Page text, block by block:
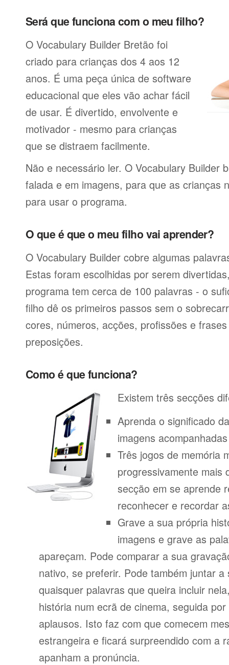
Será que funciona com o meu filho?
O Vocabulary Builder Bretão foi
criado para crianças dos 4 aos 12
anos. É uma peça única de software
educacional que eles vão achar fácil
de usar. É divertido, envolvente e
motivador - mesmo para crianças
que se distraem facilmente.
Não e necessário ler. O Vocabulary Builder
falada e em imagens, para que as crianças
para usar o programa.
O que é que o meu filho vai aprender?
O Vocabulary Builder cobre algumas
Estas foram escolhidas por serem
programa tem cerca de 100 palavras - o
filho dê os primeiros passos sem o
cores, números, acções, profissões e
preposições.
Como é que funciona?
Existem três secções
Aprenda o significado
imagens
Três jogos de memória
progressivamente mais
secção em se aprende
reconhecer e recordar
Grave a sua própria
imagens e grave as
apareçam. Pode comparar a sua
nativo, se preferir. Pode também juntar a
quaisquer palavras que queira incluir
história num ecrã de cinema, seguida
aplausos. Isto faz com que comecem
estrangeira e ficará surpreendido com a
apanham a pronúncia.